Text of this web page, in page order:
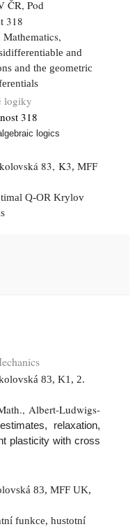
ČR, Pod
318
and
and the geometric
logiky
318
logics
83, K3, MFF
Q-OR Krylov
83, K1, 2.
Albert-Ludwigs-
relaxation,
plasticity with cross
83, MFF UK,
funkce, hustotní